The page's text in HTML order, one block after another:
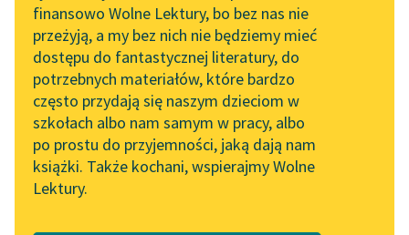
Zapraszamy na spotkanie
online z tłumaczkami
literatury skandynawskiej
Spotkanie z Katarzyną
Tunkiel w Oslo
102. lata temu zmarł
Joseph Conrad
API
OAI-PMH
Widget Wolnych Lektur
Przypisy
finansowo Wolne Lektury, bo bez nas nie
przeżyją, a my bez nich nie będziemy mieć
dostępu do fantastycznej literatury, do
potrzebnych materiałów, które bardzo
często przydają się naszym dzieciom w
szkołach albo nam samym w pracy, albo
po prostu do przyjemności, jaką dają nam
książki. Także kochani, wspierajmy Wolne
Lektury.
Także w orbicie walki z
podwójną moralnością
przy ekonomiczno-
społecznym
wyzwoleniu kobiety
trzeba umieścić szybką
ewolucję...